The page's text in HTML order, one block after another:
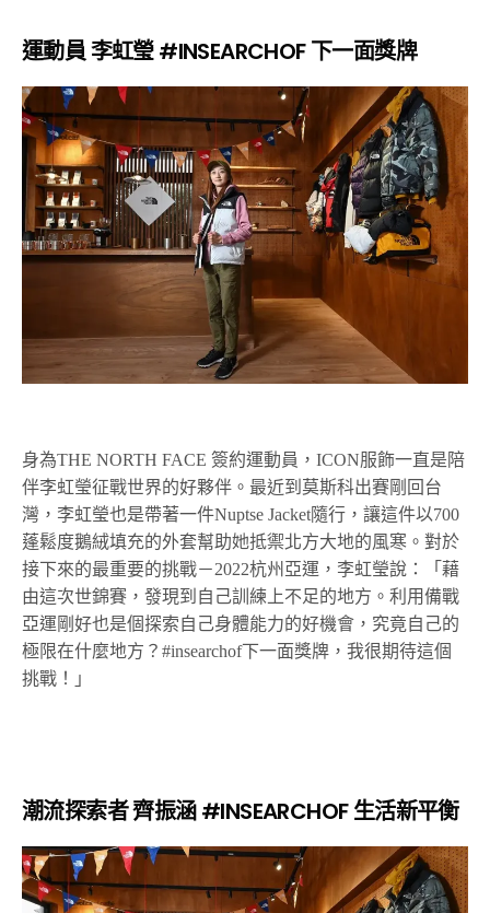
運動員 李虹瑩 #INSEARCHOF 下一面獎牌
身為THE NORTH FACE 簽約運動員，ICON服飾一直是陪
伴李虹瑩征戰世界的好夥伴。最近到莫斯科出賽剛回台
灣，李虹瑩也是帶著一件Nuptse Jacket隨行，讓這件以700
蓬鬆度鵝絨填充的外套幫助她抵禦北方大地的風寒。對於
接下來的最重要的挑戰－2022杭州亞運，李虹瑩說：「藉
由這次世錦賽，發現到自己訓練上不足的地方。利用備戰
亞運剛好也是個探索自己身體能力的好機會，究竟自己的
極限在什麼地方？#insearchof下一面獎牌，我很期待這個
挑戰！」
潮流探索者 齊振涵 #INSEARCHOF 生活新平衡